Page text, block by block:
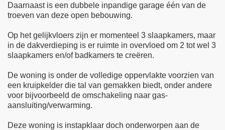
Daarnaast is een dubbele inpandige garage één van de
troeven van deze open bebouwing.
Op het gelijkvloers zijn er momenteel 3 slaapkamers, maar
in de dakverdieping is er ruimte in overvloed om 2 tot wel 3
slaapkamers en/of badkamers te creëren.
De woning is onder de volledige oppervlakte voorzien van
een kruipkelder die tal van gemakken biedt, onder andere
voor bijvoorbeeld de omschakeling naar gas-
aansluiting/verwarming.
Deze woning is instapklaar doch onderworpen aan de